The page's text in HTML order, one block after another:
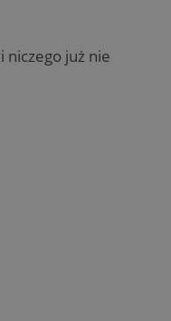
niczego już nie